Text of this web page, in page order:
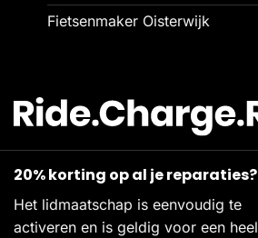
Fietsenmaker Oisterwijk
20% korting op al je reparaties?
Het lidmaatschap is eenvoudig te
activeren en is geldig voor een heel